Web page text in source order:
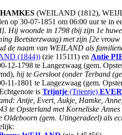
HAMKES (WEILAND (1812),
op 30-07-1851 om 06:00 uur te in
Hij woonde in 1798 (bij zijn 1e
Beetsterzwaag) met zijn [2e
de naam van WEILAND als
(1844)) (zie 115111) en Antie
12-1798 te Langezwaag (gem.
hij te Gersloot (onder Terband
11-1801 te Langezwaag (gem.
is Trijntje (Trientje)
Antje, Evert, Aukje, Hamke,
te Opsterland met Korneliske
Oldeboorn (gem. Utingeradeel) als